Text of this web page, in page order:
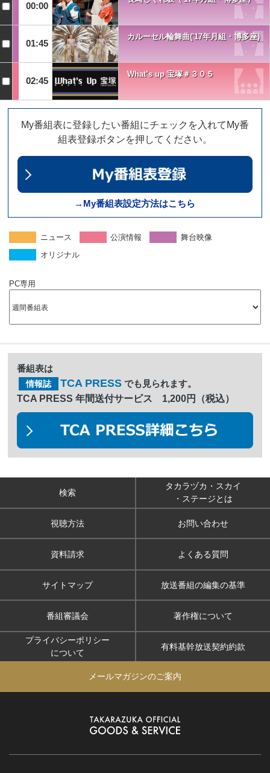
00:00
01:45
カルーセル輪舞曲('17年月組・博多座)
02:45
What’s up 宝塚＃３０５
My番組表に登録したい番組にチェックを入れてMy番
組表登録ボタンを押してください。
→My番組表設定方法はこちら
ニュース 公演情報
舞台映像
オリジナル
PC専用
番組表は
情報誌 TCA PRESS でも見られます。
TCA PRESS 年間送付サービス 1,200円（税込）
検索
タカラヅカ・スカイ
・ステージとは
視聴方法 お問い合わせ
資料請求 よくある質問
サイトマップ 放送番組の編集の基準
番組審議会 著作権について
プライバシーポリシー
について
有料基幹放送契約約款
メールマガジンのご案内